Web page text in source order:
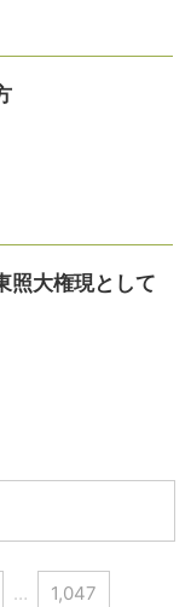
照大権現として
… 1,047